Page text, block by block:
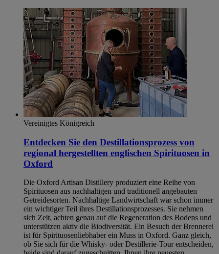
Vereinigtes Königreich
Entdecken Sie den Destillationsprozess von
regional hergestellten englischen Spirituosen in
Oxford
Die Oxford Artisan Distillery produziert eine Reihe von
Spirituosen aus nachhaltigen und traditionell angebauten
Getreidesorten. Nachhaltige Landwirtschaft war schon immer
ein wichtiger Teil ihres Destillationsprozesses. Sie nehmen
sich Zeit, achten genau auf die Regeneration des Bodens und
unterstützen aktiv die Biodiversität. Ein Besuch der Brennerei
ist für Spirituosenliebhaber ein Muss in Oxford. Ganz gleich,
ob Sie sich für die Whisky- oder Destillerie-Tour entscheiden,